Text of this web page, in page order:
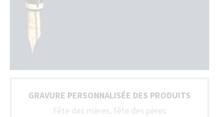
GRAVURE PERSONNALISÉE DES PRODUITS
Fête des mères, fête des pères